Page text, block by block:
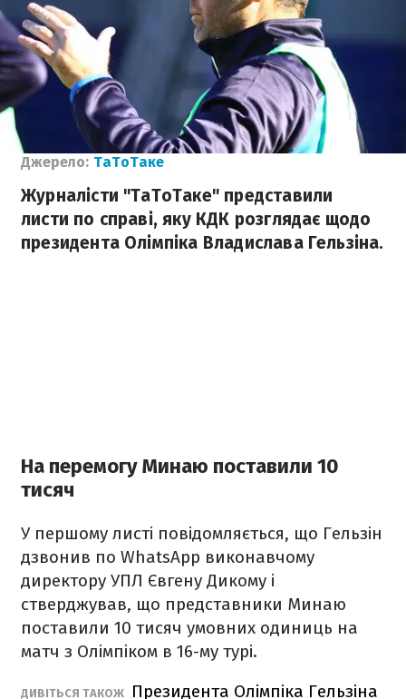
Джерело: ТаТоТаке
Журналісти "ТаТоТаке" представили
листи по справі, яку КДК розглядає щодо
президента Олімпіка Владислава Гельзіна.
На перемогу Минаю поставили 10
тисяч
У першому листі повідомляється, що Гельзін
дзвонив по WhatsApp виконавчому
директору УПЛ Євгену Дикому і
стверджував, що представники Минаю
поставили 10 тисяч умовних одиниць на
матч з Олімпіком в 16-му турі.
ДИВІТЬСЯ ТАКОЖ
Президента Олімпіка Гельзіна